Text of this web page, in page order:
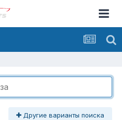
Другие варианты поиска